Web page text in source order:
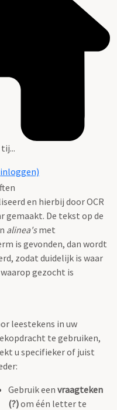
en hierbij door OCR
gemaakt. De tekst op de
alinea'smet
is gevonden, dan wordt
zodat duidelijk is waar
gezocht is
leestekens in uw
te gebruiken,
u specifieker of juist
Gebruik een vraagteken
(?)om één letter te